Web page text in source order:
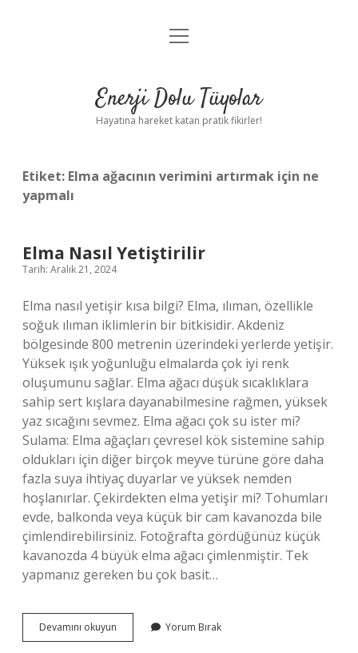
Anasayfa
Yasal Uyarı
menüyü
Enerji Dolu Tüyolar
Hayatına hareket katan pratik fikirler!
Etiket: Elma ağacının verimini artırmak için ne
yapmalı
Elma Nasıl Yetiştirilir
Tarih: Aralık 21, 2024
Elma nasıl yetişir kısa bilgi? Elma, ılıman, özellikle
soğuk ılıman iklimlerin bir bitkisidir. Akdeniz
bölgesinde 800 metrenin üzerindeki yerlerde yetişir.
Yüksek ışık yoğunluğu elmalarda çok iyi renk
oluşumunu sağlar. Elma ağacı düşük sıcaklıklara
sahip sert kışlara dayanabilmesine rağmen, yüksek
yaz sıcağını sevmez. Elma ağacı çok su ister mi?
Sulama: Elma ağaçları çevresel kök sistemine sahip
oldukları için diğer birçok meyve türüne göre daha
fazla suya ihtiyaç duyarlar ve yüksek nemden
hoşlanırlar. Çekirdekten elma yetişir mi? Tohumları
evde, balkonda veya küçük bir cam kavanozda bile
çimlendirebilirsiniz. Fotoğrafta gördüğünüz küçük
kavanozda 4 büyük elma ağacı çimlenmiştir. Tek
yapmanız gereken bu çok basit…
Devamını okuyun
Nasıl
Yorum Bırak